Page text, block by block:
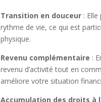
Transition en douceur: Elle
rythme de vie, ce qui est
physique.
Revenu complémentaire :
revenu d’activité tout en
améliore votre situation
Accumulation des droits à